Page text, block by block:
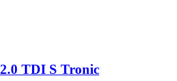
TDI S Tronic